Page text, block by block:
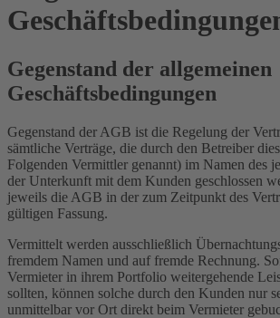
Gegenstand der allgemeinen
Geschäftsbedingungen
Gegenstand der AGB ist die Regelung der
sämtliche Verträge, die durch den Betreiber
Folgenden Vermittler genannt) im Namen des
der Unterkunft mit dem Kunden geschlossen
jeweils die AGB in der zum Zeitpunkt des
gültigen Fassung.
Vermittelt werden ausschließlich
fremdem Namen und auf fremde Rechnung.
Vermieter in ihrem Portfolio weitergehende
sollten, können solche durch den Kunden nur
unmittelbar vor Ort direkt beim Vermieter